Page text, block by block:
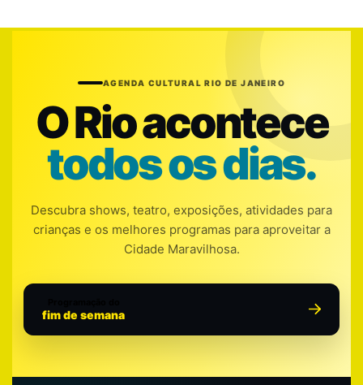
AGENDA CULTURAL RIO DE JANEIRO
O Rio acontece
todos os dias.
Descubra shows, teatro, exposições, atividades para
crianças e os melhores programas para aproveitar a
Cidade Maravilhosa.
fim de semana